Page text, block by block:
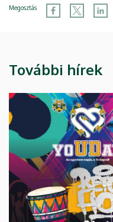
Megosztás
További hírek